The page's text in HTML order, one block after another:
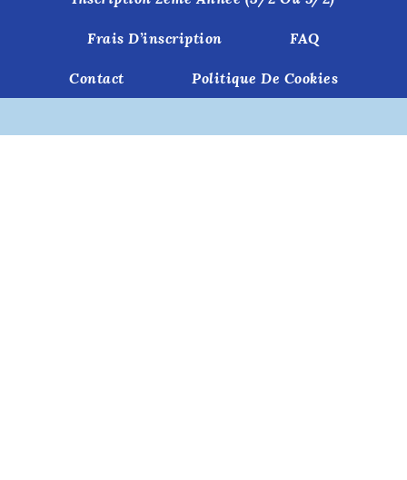
Frais D’inscription FAQ
Contact Politique De Cookies